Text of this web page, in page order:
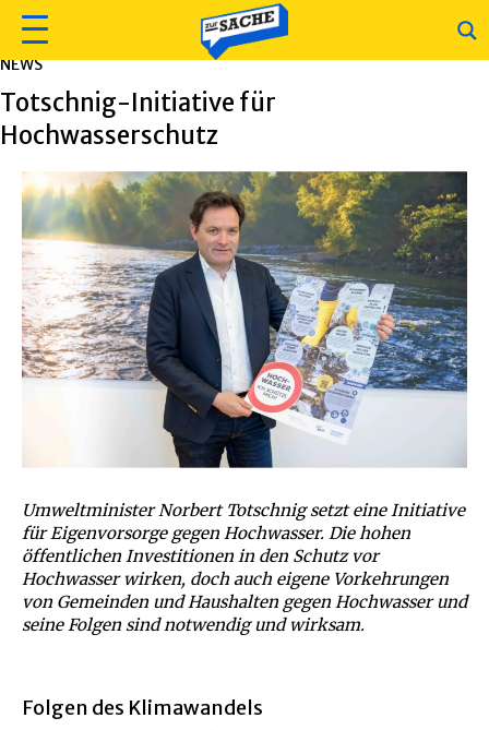
NEWS
Totschnig-Initiative für
Hochwasserschutz
Umweltminister Norbert Totschnig setzt eine Initiative
für Eigenvorsorge gegen Hochwasser. Die hohen
öffentlichen Investitionen in den Schutz vor
Hochwasser wirken, doch auch eigene Vorkehrungen
von Gemeinden und Haushalten gegen Hochwasser und
seine Folgen sind notwendig und wirksam.
Folgen des Klimawandels